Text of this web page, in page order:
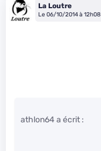
La Loutre
Le 06/10/2014 à 12h08
athlon64 a écrit :